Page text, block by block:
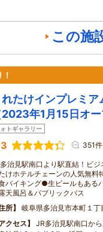
この施
れたけインプレミ
2023年1月15日オ
トギャラリー
351件
治見駅南口より駅直結！ビ
けホテルチェーンの人気無
バイキング●生ビールもある
天風呂＆パブリックバス
所
岐阜県多治見市本町１丁
クセス
JR多治見駅南口か